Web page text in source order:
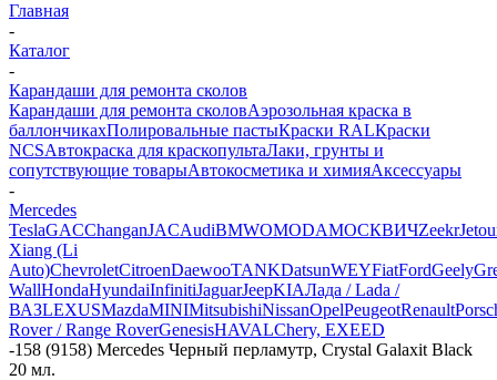
Главная
-
Каталог
-
Карандаши для ремонта сколов
Карандаши для ремонта сколовАэрозольная краска в
баллончикахПолировальные пастыКраски RALКраски
NCSАвтокраска для краскопультаЛаки, грунты и
сопутствующие товарыАвтокосметика и химияАксессуары
-
Mercedes
TeslaGACChanganJACAudiBMWOMODAМОСКВИЧZeekr
Xiang (Li
Auto)ChevroletCitroenDaewooTANKDatsunWEYFiatFordGeely
WallHondaHyundaiInfinitiJaguarJeepKIAЛада / Lada /
ВАЗLEXUSMazdaMINIMitsubishiNissanOpelPeugeotRenault
Rover / Range RoverGenesisHAVALChery, EXEED
-158 (9158) Mercedes Черный перламутр, Crystal Galaxit Black
20 мл.